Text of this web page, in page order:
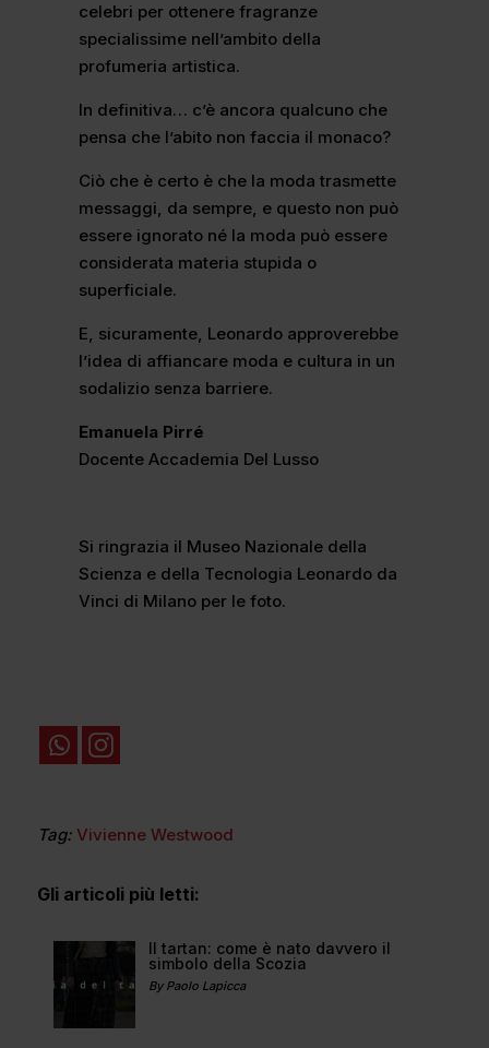
celebri per ottenere fragranze
specialissime nell’ambito della
profumeria artistica.
In definitiva… c’è ancora qualcuno che
pensa che l’abito non faccia il monaco?
Ciò che è certo è che la moda trasmette
messaggi, da sempre, e questo non può
essere ignorato né la moda può essere
considerata materia stupida o
superficiale.
E, sicuramente, Leonardo approverebbe
l’idea di affiancare moda e cultura in un
sodalizio senza barriere.
Emanuela Pirré
Docente Accademia Del Lusso
Si ringrazia il Museo Nazionale della
Scienza e della Tecnologia Leonardo da
Vinci di Milano per le foto.
Tag: Vivienne Westwood
Gli articoli più letti:
Il tartan: come è nato davvero il
simbolo della Scozia
By Paolo Lapicca